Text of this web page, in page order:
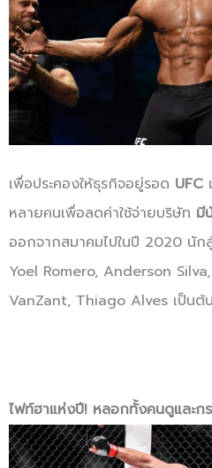
เพื่อประคองให้ธุรกิจอยู่รอด UFC
หลายคนเพื่อลดค่าใช้จ่ายบริษัท มี
ออกจากสมาคมไปในปี 2020 นั
Yoel Romero, Anderson
VanZant, Thiago Alves เป็นต้น
ไฟท์ฮาแห่งปี! หลอกทั้งคนดูและก